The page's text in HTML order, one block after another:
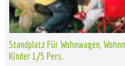
Standplatz Für Wohnwagen,
Kinder 1/5 Pers.